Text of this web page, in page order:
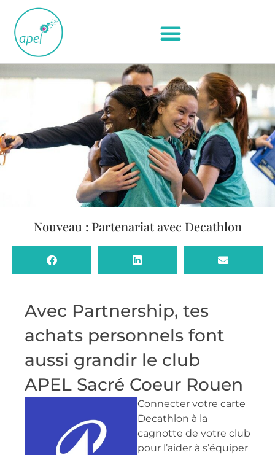
Nouveau : Partenariat avec Decathlon
Avec Partnership, tes
achats personnels font
aussi grandir le club
APEL Sacré Coeur Rouen
Connecter votre carte
Decathlon à la
cagnotte de votre club
pour l’aider à s’équiper